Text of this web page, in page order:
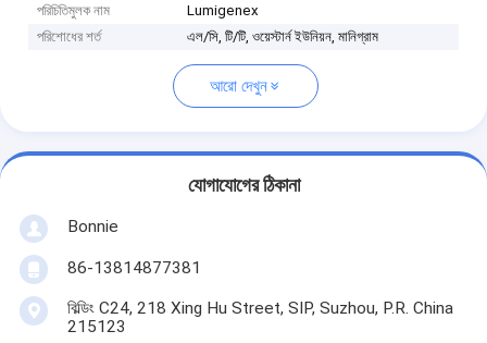
পরিচিতিমুলক নাম
Lumigenex
পরিশোধের শর্ত
এল/সি, টি/টি, ওয়েস্টার্ন ইউনিয়ন, মানিগ্রাম
আরো দেখুন
যোগাযোগের ঠিকানা
Bonnie
86-13814877381
বিল্ডিং C24, 218 Xing Hu Street, SIP, Suzhou, P.R. China
215123